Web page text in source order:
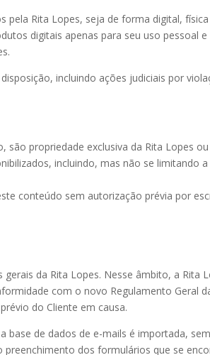
Rita Lopes, seja de forma digital,
digitais apenas para seu uso pessoal
incluindo ações judiciais por
propriedade exclusiva da Rita Lopes
incluindo, mas não se limitando
conteúdo sem autorização prévia por
da Rita Lopes. Nesse âmbito, a Rita
com o novo Regulamento Geral
do Cliente em causa.
de dados de e-mails é importada,
dos formulários que se